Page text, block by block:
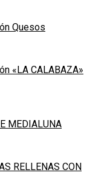
Quesos
«LA CALABAZA»
MEDIALUNA
RELLENAS CON